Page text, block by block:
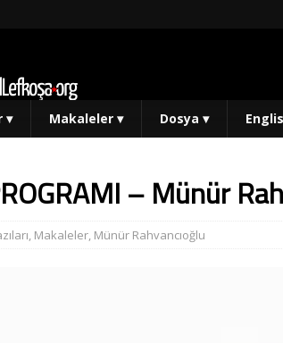
▾ Makaleler ▾ Dosya ▾
– Münür
, Makaleler, Münür Rahvancıoğlu